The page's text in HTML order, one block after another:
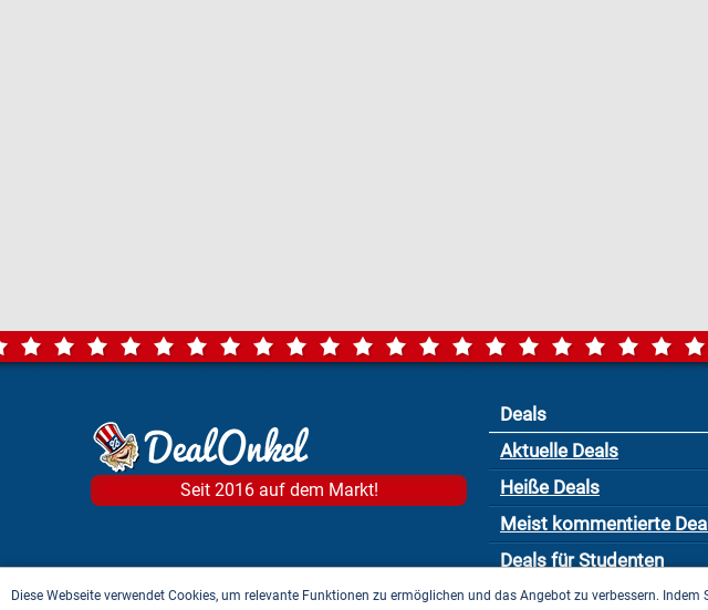
Seit 2016 auf dem Markt!
Deals
Aktuelle Deals
Heiße Deals
Meist kommentierte
Deals für Studenten
Diese Webseite verwendet Cookies, um relevante Funktionen zu ermöglichen und das Angebot zu verbessern.